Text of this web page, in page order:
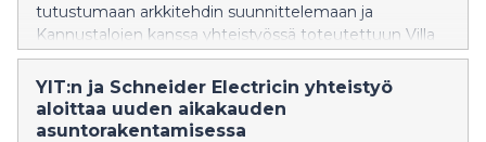
tutustumaan arkkitehdin suunnittelemaan ja
Kannustalojen kanssa yhteistyössä toteutettuun Villa
Niittyyn. Talon tulevat asukkaat halusivat hyvin
käytettyjä neliöitä, jotka mukautuvat erilaisiin
elämäntilanteisiin. Kotiin valittiin Schneider Electricin
Wiser-älykotituotteita, joiden avulla
YIT:n ja Schneider Electricin yhteistyö
aloittaa uuden aikakauden
asuntorakentamisessa